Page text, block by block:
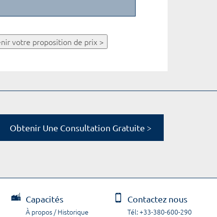
votre proposition de prix >
Obtenir Une Consultation Gratuite >
Capacités
À propos / Historique
Contactez nous
Tél: +33-380-600-290